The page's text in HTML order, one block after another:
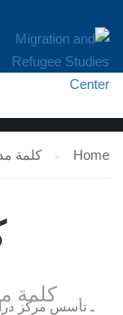
كلمة
Home كلمة
كلمة